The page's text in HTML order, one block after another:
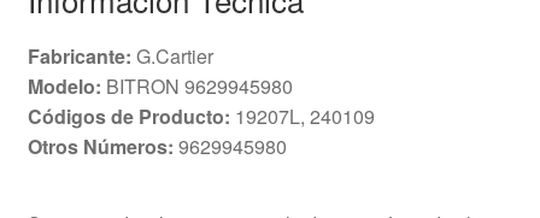
Fabricante: G.Cartier
Modelo: BITRON 9629945980
Códigos de Producto: 19207L, 240109
Otros Números: 9629945980